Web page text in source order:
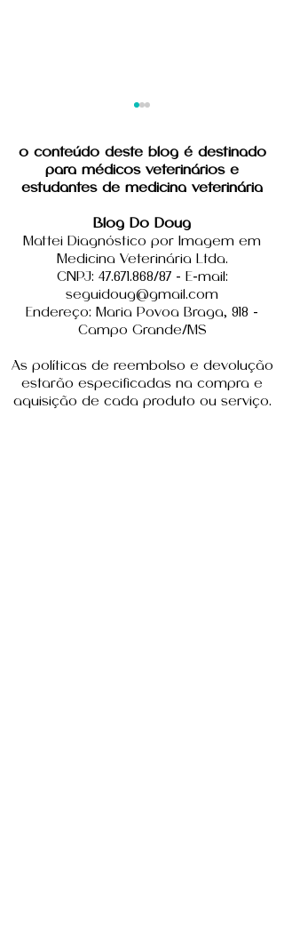
o conteúdo deste blog é destinado
para médicos veterinários e
estudantes de medicina veterinária
Blog Do Doug
Mattei Diagnóstico por Imagem em
Medicina Veterinária Ltda.
CNPJ: 47.671.868/87 - E-mail:
seguidoug@gmail.com
Endereço: Maria Povoa Braga, 918 -
Campo Grande/MS
As políticas de reembolso e devolução
estarão especificadas na compra e
aquisição de cada produto ou serviço.